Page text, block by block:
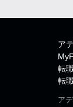
ア
転
転
ア